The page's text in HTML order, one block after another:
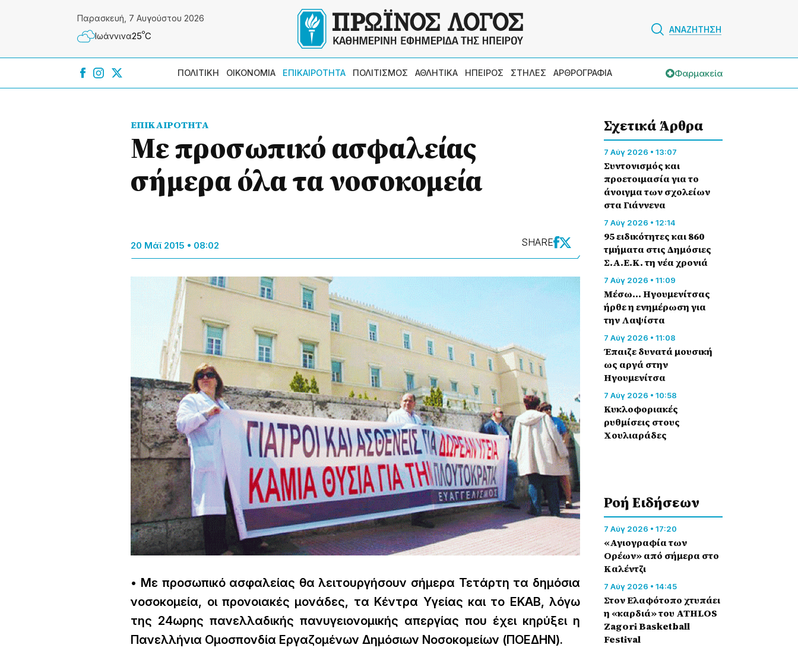
Παρασκευή, 7 Αυγούστου 2026
Ιωάννɩνα25ºC
ΑΝΑΖΗΤΗΣΗ
ΠΟΛΙΤΙΚΗ ΟΙΚΟΝΟΜΙΑ ΕΠΙΚΑΙΡΟΤΗΤΑ ΠΟΛΙΤΙΣΜΟΣ ΑΘΛΗΤΙΚΑ ΗΠΕΙΡΟΣ ΣΤΗΛΕΣ ΑΡΘΡΟΓΡΑΦΙΑ Φαρμακεία
ΕΠΙΚΑΙΡΟΤΗΤΑ
Με προσωπικό ασφαλείας
σήμερα όλα τα νοσοκομεία
20 Μάϊ 2015 • 08:02 SHARE
• Με προσωπικό ασφαλείας θα λειτουργήσουν σήμερα Τετάρτη τα δημόσια
νοσοκομεία, οι προνοιακές μονάδες, τα Κέντρα Υγείας και το ΕΚΑΒ, λόγω
της 24ωρης πανελλαδικής πανυγειονομικής απεργίας που έχει κηρύξει η
Πανελλήνια Ομοσπονδία Εργαζομένων Δημόσιων Νοσοκομείων (ΠΟΕΔΗΝ).
Σχετικά Άρθρα
7 Αύγ 2026 • 13:07
Συντονισμός και
προετοιμασία για το
άνοιγμα των σχολείων
στα Γιάννενα
7 Αύγ 2026 • 12:14
95 ειδικότητες και 860
τμήματα στις Δημόσιες
Σ.Α.Ε.Κ. τη νέα χρονιά
7 Αύγ 2026 • 11:09
Μέσω… Ηγουμενίτσας
ήρθε η ενημέρωση για
την Λαψίστα
7 Αύγ 2026 • 11:08
Έπαιζε δυνατά μουσική
ως αργά στην
Ηγουμενίτσα
7 Αύγ 2026 • 10:58
Κυκλοφοριακές
ρυθμίσεις στους
Χουλιαράδες
Ροή Eιδήσεων
7 Αύγ 2026 • 17:20
«Αγιογραφία των
Ορέων» από σήμερα στο
Καλέντζι
7 Αύγ 2026 • 14:45
Στον Ελαφότοπο χτυπάει
η «καρδιά» του ATHLOS
Zagori Basketball
Festival